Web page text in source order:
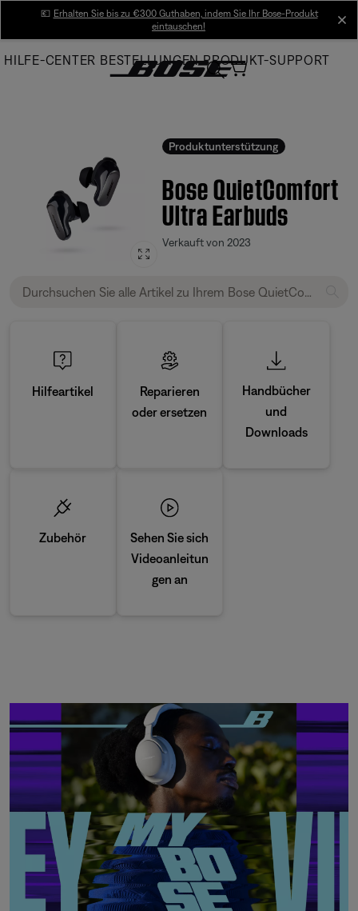
Main
💶 Erhalten Sie bis zu €300 Guthaben, indem Sie Ihr Bose-Produkt
eintauschen!
HILFE-CENTER BESTELLUNGEN PRODUKT-SUPPORT
Produktunterstützung
Bose QuietComfort
Ultra Earbuds
Verkauft von 2023
Hilfeartikel
Reparieren
oder ersetzen
Handbücher
und
Downloads
Zubehör
Sehen Sie sich
Videoanleitun
gen an